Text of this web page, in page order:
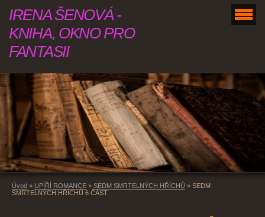
IRENA ŠENOVÁ -
KNIHA, OKNO PRO
FANTASII
Úvod » UPÍŘÍ ROMANCE » SEDM SMRTELNÝCH HŘÍCHŮ » SEDM
SMRTELNÝCH HŘÍCHŮ 6 ČÁST